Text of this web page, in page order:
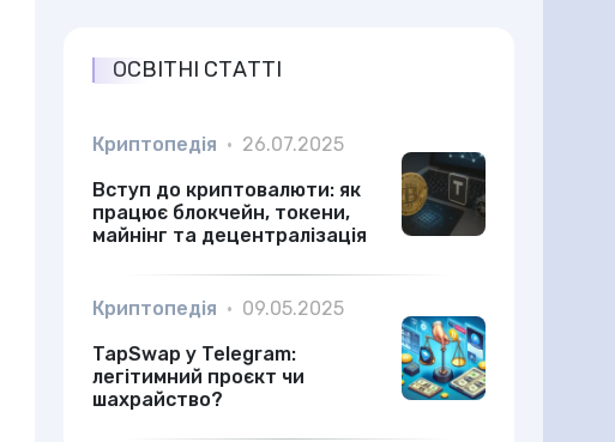
ОСВІТНІ СТАТТІ
Криптопедія • 26.07.2025
Вступ до криптовалюти: як
працює блокчейн, токени,
майнінг та децентралізація
Криптопедія • 09.05.2025
TapSwap у Telegram:
легітимний проєкт чи
шахрайство?